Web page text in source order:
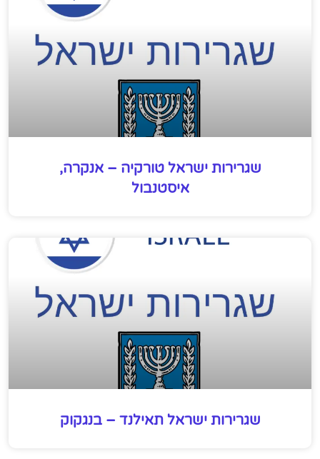
שגרירות ישראל טורקיה – אנקרה,
איסטנבול
שגרירות ישראל תאילנד – בנגקוק